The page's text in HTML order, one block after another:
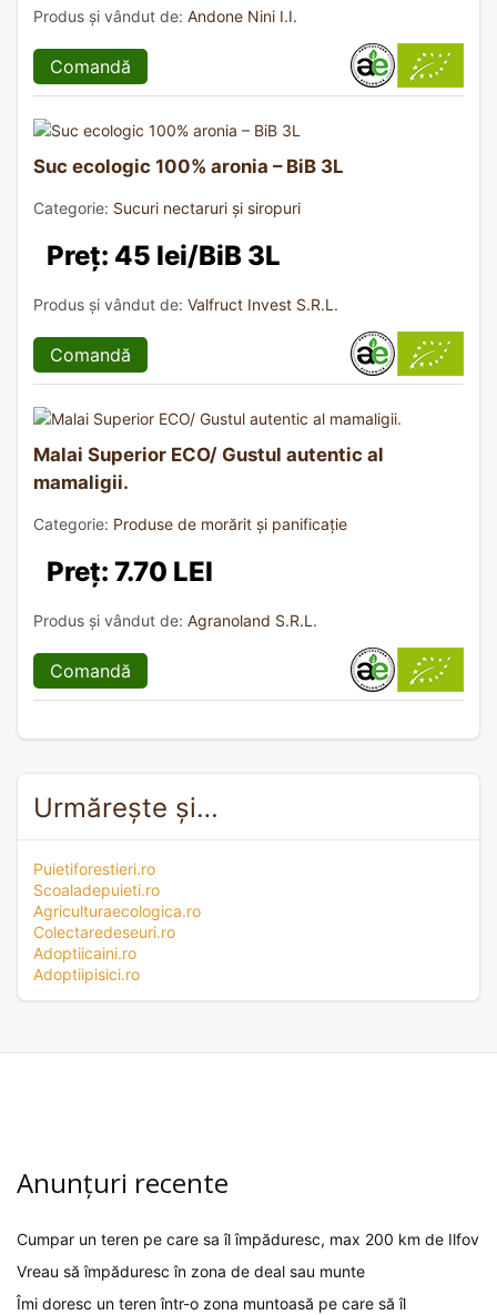
Produs și vândut de: Andone Nini I.I.
Comandă
Suc ecologic 100% aronia – BiB 3L
Categorie: Sucuri nectaruri și siropuri
Preț: 45 lei/BiB 3L
Produs și vândut de: Valfruct Invest S.R.L.
Comandă
Malai Superior ECO/ Gustul autentic al
mamaligii.
Categorie: Produse de morărit și panificație
Preț: 7.70 LEI
Produs și vândut de: Agranoland S.R.L.
Comandă
Urmărește și…
Puietiforestieri.ro
Scoaladepuieti.ro
Agriculturaecologica.ro
Colectaredeseuri.ro
Adoptiicaini.ro
Adoptiipisici.ro
Anunțuri recente
Cumpar un teren pe care sa îl împăduresc, max 200 km de Ilfov
Vreau să împăduresc în zona de deal sau munte
Îmi doresc un teren într-o zona muntoasă pe care să îl